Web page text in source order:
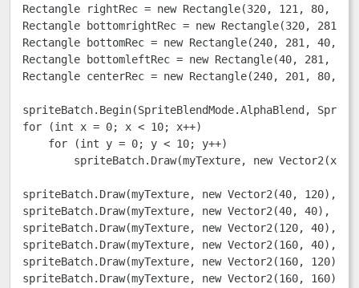
Rectangle rightRec = new Rectangle(320, 121, 80,
Rectangle bottomrightRec = new Rectangle(320, 281,
Rectangle bottomRec = new Rectangle(240, 281, 40,
Rectangle bottomleftRec = new Rectangle(40, 281,
Rectangle centerRec = new Rectangle(240, 201, 80,
spriteBatch.Begin(SpriteBlendMode.AlphaBlend,
for (int x = 0; x < 10; x++)
    for (int y = 0; y < 10; y++)
spriteBatch.Draw(myTexture, new Vector2(x
spriteBatch.Draw(myTexture, new Vector2(40,
spriteBatch.Draw(myTexture, new Vector2(40,
spriteBatch.Draw(myTexture, new Vector2(120,
spriteBatch.Draw(myTexture, new Vector2(160,
spriteBatch.Draw(myTexture, new Vector2(160,
spriteBatch.Draw(myTexture, new Vector2(160,